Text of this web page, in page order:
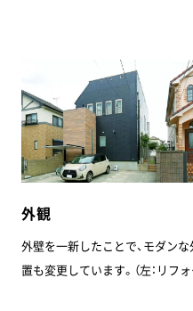
外観
外壁を一新したことで、モダン
置も変更しています。（左：リフ